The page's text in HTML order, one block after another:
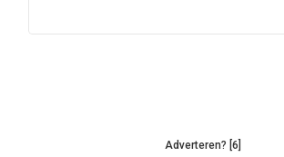
Adverteren? [6]